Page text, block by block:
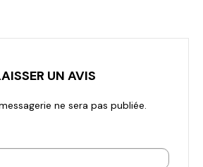
UN AVIS
ne sera pas publiée.